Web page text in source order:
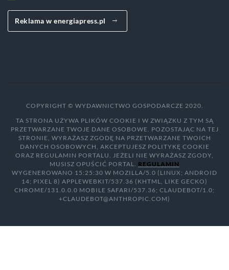
Reklama w energiapress.pl
COPYRIGHT © WYDAWNICTWO GOSPODARCZE 2020.
TA STRONA UŻYWA PLIKÓW COOKIE I W ZWIĄZKU Z TYM SĄ
PRZETWARZANE TWOJE DANE OSOBOWE. POZOSTAJĄC NA TEJ
STRONIE, WYRAŻASZ ZGODĘ NA PRZETWARZANE TWOICH
DANYCH OSOBOWYCH, AKCEPTUJESZ POLITYKĘ COOKIE
ORAZ REGULAMIN PORTALU. JEŻELI NIE WYRAŻASZ ZGODY,
MUSISZ OPUŚCIĆ PORTAL. REGULAMIN
WYGENEROWANO 15:25:30 W MOZILLA/5.0 (LINUX; ANDROID
14; PIXEL 8) APPLEWEBKIT/537.36 (KHTML, LIKE GECKO)
CHROME/131.0.0.0 MOBILE SAFARI/537.36; CLAUDEBOT/1.0;
+CLAUDEBOT@ANTHROPIC.COM)